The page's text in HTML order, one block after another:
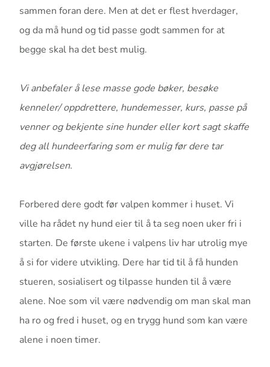
sammen foran dere. Men at det er flest hverdager,
og da må hund og tid passe godt sammen for at
begge skal ha det best mulig.
Vi anbefaler å lese masse gode bøker, besøke
kenneler/ oppdrettere, hundemesser, kurs, passe på
venner og bekjente sine hunder eller kort sagt skaffe
deg all hundeerfaring som er mulig før dere tar
avgjørelsen.
Forbered dere godt før valpen kommer i huset. Vi
ville ha rådet ny hund eier til å ta seg noen uker fri i
starten. De første ukene i valpens liv har utrolig mye
å si for videre utvikling. Dere har tid til å få hunden
stueren, sosialisert og tilpasse hunden til å være
alene. Noe som vil være nødvendig om man skal man
ha ro og fred i huset, og en trygg hund som kan være
alene i noen timer.